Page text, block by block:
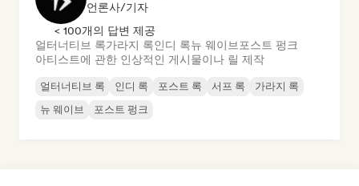
언론사/기자
< 100개의 답변 제공
얼터너티브 록가라지 록인디 록뉴 웨이브 포스트 펑크
아티스트에 관한 인상적인 게시물이나 릴 제작
얼터너티브 록 인디 록 포스트 록 서프 록
가라지 록
뉴 웨이브
포스트 펑크